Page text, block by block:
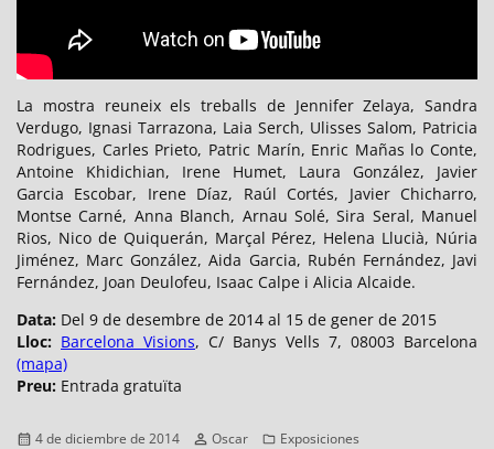
La mostra reuneix els treballs de Jennifer Zelaya, Sandra
Verdugo, Ignasi Tarrazona, Laia Serch, Ulisses Salom, Patricia
Rodrigues, Carles Prieto, Patric Marín, Enric Mañas lo Conte,
Antoine Khidichian, Irene Humet, Laura González, Javier
Garcia Escobar, Irene Díaz, Raúl Cortés, Javier Chicharro,
Montse Carné, Anna Blanch, Arnau Solé, Sira Seral, Manuel
Rios, Nico de Quiquerán, Marçal Pérez, Helena Llucià, Núria
Jiménez, Marc González, Aida Garcia, Rubén Fernández, Javi
Fernández, Joan Deulofeu, Isaac Calpe i Alicia Alcaide.
Data: Del 9 de desembre de 2014 al 15 de gener de 2015
Lloc: Barcelona Visions, C/ Banys Vells 7, 08003 Barcelona
(mapa)
Preu: Entrada gratuïta
Publicado
4 de diciembre de 2014 Autor
Oscar Categorías
Exposiciones